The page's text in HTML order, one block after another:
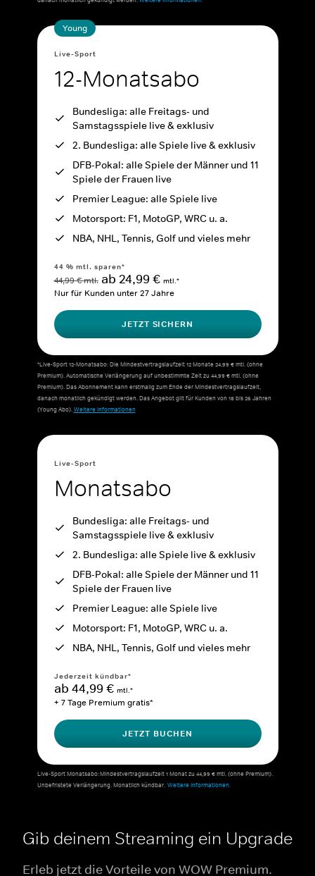
Young
Live-Sport
12-Monatsabo
Bundesliga: alle Freitags- und
Samstagsspiele live & exklusiv
2. Bundesliga: alle Spiele live & exklusiv
DFB-Pokal: alle Spiele der Männer und 11
Spiele der Frauen live
Premier League: alle Spiele live
Motorsport: F1, MotoGP, WRC u. a.
NBA, NHL, Tennis, Golf und vieles mehr
44 % mtl. sparen*
44,99 € mtl. ab 24,99 € mtl.*
Nur für Kunden unter 27 Jahre
JETZT SICHERN
*Live-Sport 12-Monatsabo: Die Mindestvertragslaufzeit 12 Monate 24,99 € mtl. (ohne
Premium). Automatische Verlängerung auf unbestimmte Zeit zu 44,99 € mtl. (ohne
Premium). Das Abonnement kann erstmalig zum Ende der Mindestvertragslaufzeit,
danach monatlich gekündigt werden. Das Angebot gilt für Kunden von 18 bis 26 Jahren
(Young Abo).Weitere Informationen
Live-Sport
Monatsabo
Bundesliga: alle Freitags- und
Samstagsspiele live & exklusiv
2. Bundesliga: alle Spiele live & exklusiv
DFB-Pokal: alle Spiele der Männer und 11
Spiele der Frauen live
Premier League: alle Spiele live
Motorsport: F1, MotoGP, WRC u. a.
NBA, NHL, Tennis, Golf und vieles mehr
Jederzeit kündbar*
ab 44,99 € mtl.*
+ 7 Tage Premium gratis*
JETZT BUCHEN
Live-Sport Monatsabo: Mindestvertragslaufzeit 1 Monat zu 44,99 € mtl. (ohne Premium).
Unbefristete Verlängerung. Monatlich kündbar. Weitere Informationen.
Gib deinem Streaming ein Upgrade
Erleb jetzt die Vorteile von WOW Premium.